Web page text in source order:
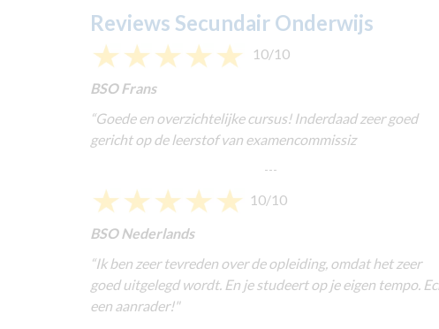
Reviews Secundair Onderwijs
10/10
BSO Frans
“Goede en overzichtelijke cursus! Inderdaad zeer goed
gericht op de leerstof van examencommissiz
---
10/10
BSO Nederlands
“Ik ben zeer tevreden over de opleiding, omdat het zeer
goed uitgelegd wordt. En je studeert op je eigen tempo.
een aanrader!"